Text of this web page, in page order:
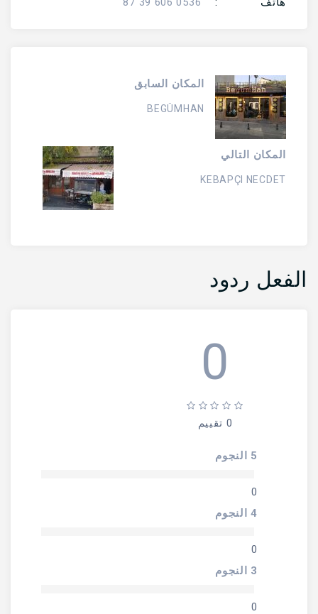
المكان السابق
BEGÜMHAN
المكان التالي
KEBAPÇI NECDET
الفعل ردود
0
0 تقييم
5 النجوم
0
4 النجوم
0
3 النجوم
0